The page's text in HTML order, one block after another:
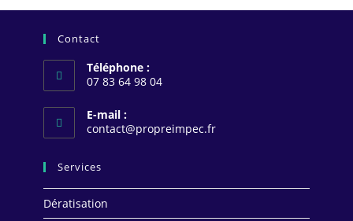
Contact
Téléphone :
07 83 64 98 04
E-mail :
contact@propreimpec.frS’ouvre
Services
Dératisation